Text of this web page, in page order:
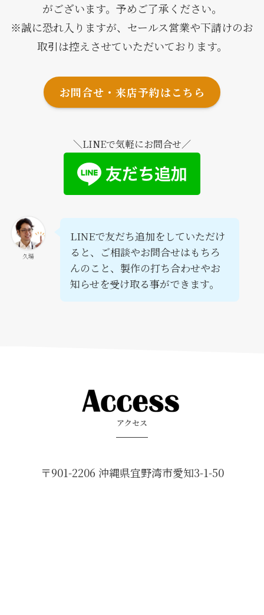
がございます。予めご了承ください。
※誠に恐れ入りますが、セールス営業や下請けのお
取引は控えさせていただいております。
お問合せ・来店予約はこちら
＼LINEで気軽にお問合せ／
久場
LINEで友だち追加をしていただけ
ると、ご相談やお問合せはもちろ
んのこと、製作の打ち合わせやお
知らせを受け取る事ができます。
アクセス
〒901-2206 沖縄県宜野湾市愛知3-1-50